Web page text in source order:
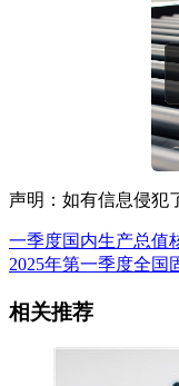
声明：如有信息侵犯
一季度国内生产总值
2025年第一季度全国
相关推荐